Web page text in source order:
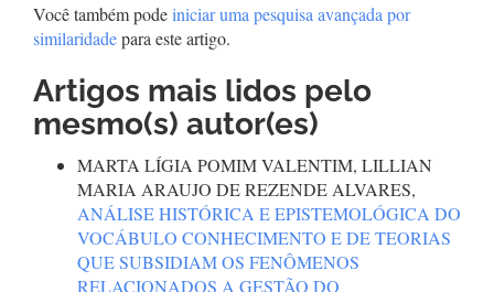
Você também podeiniciar uma pesquisa avançada por
similaridadepara este artigo.
Artigos mais lidos pelo
mesmo(s) autor(es)
MARTA LÍGIA POMIM VALENTIM, LILLIAN
MARIA ARAUJO DE REZENDE ALVARES,
ANÁLISE HISTÓRICA E EPISTEMOLÓGICA DO
VOCÁBULO CONHECIMENTO E DE TEORIAS
QUE SUBSIDIAM OS FENÔMENOS
RELACIONADOS A GESTÃO DO